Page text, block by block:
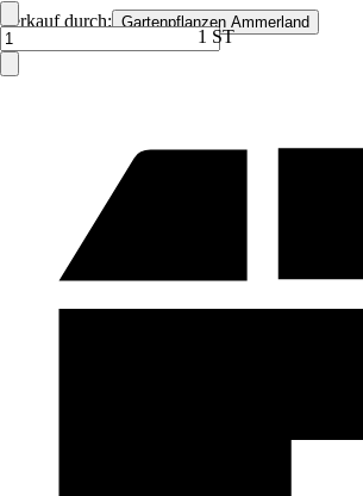
Verkauf durch: Gartenpflanzen Ammerland
1 ST